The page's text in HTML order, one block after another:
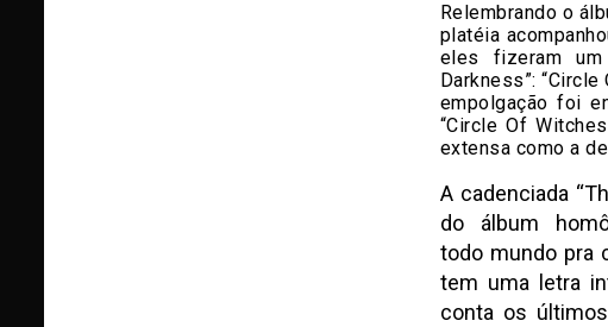
Relembrando o
platéia
eles fizeram
Darkness”:
empolgação foi
“Circle Of
extensa como a
A cadenciada
do álbum
todo mundo pra
tem uma letra
conta os